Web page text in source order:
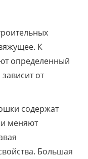
К
определенный
от
содержат
меняют
Большая